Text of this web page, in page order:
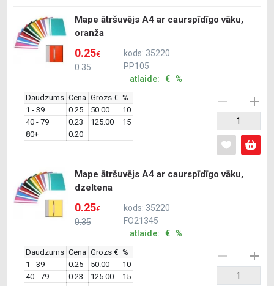
Mape ātršuvējs A4 ar caurspīdīgo vāku,
oranža
0.35
0.25€
kods: 35220
PP105
atlaide: € %
Daudzums Cena Grozs € %
1 - 39
0.25 50.00
10
40 - 79
0.23 125.00
15
80+
0.20
Mape ātršuvējs A4 ar caurspīdīgo vāku,
dzeltena
0.35
0.25€
kods: 35220
FO21345
atlaide: € %
Daudzums Cena Grozs € %
1 - 39
0.25 50.00
10
40 - 79
0.23 125.00
15